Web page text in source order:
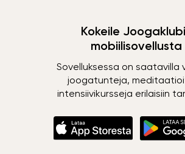
Kokeile
mobiilisovellusta
Sovelluksessa on saatavilla
joogatunteja,
intensiivikursseja erilaisiin